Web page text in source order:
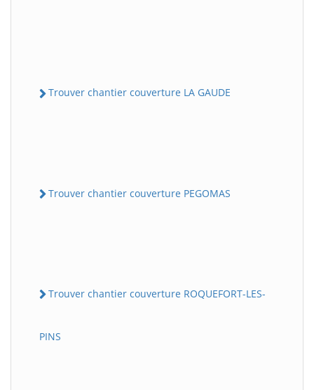
Trouver chantier couverture LA GAUDE
Trouver chantier couverture PEGOMAS
Trouver chantier couverture ROQUEFORT-LES-
PINS